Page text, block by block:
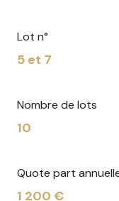
Lot n°
5 et 7
Nombre de lots
10
Quote part
1 200 €